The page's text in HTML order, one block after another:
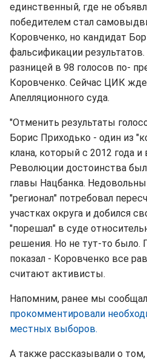
единственный, где не
победителем стал
Коровченко, но кандидат
фальсификации результатов.
разницей в 98 голосов по-
Коровченко. Сейчас ЦИК
Апелляционного суда.
"Отменить результаты
Борис Приходько - один из
клана, который с 2012 года
Революции достоинства
главы Нацбанка.
"регионал" потребовал
участках округа и добился
"порешал" в суде
решения. Но не тут-то было.
показал - Коровченко все
считают активисты.
Напомним, ранее мы
прокомментировали
местных выборов.
А также рассказывали о том,